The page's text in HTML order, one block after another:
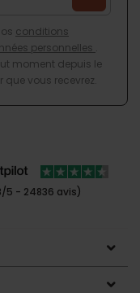
conditions
personnelles
moment depuis le
vous recevrez.
5 - 24836 avis)